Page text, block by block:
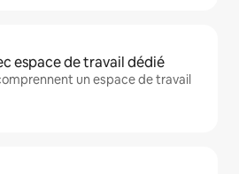
espace de travail dédié
un espace de travail